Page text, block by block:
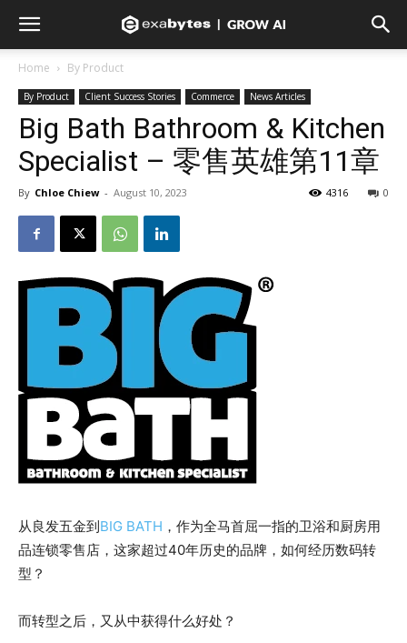
Home By Product
By Product Client Success Stories Commerce News Articles
Big Bath Bathroom & Kitchen
Specialist – 零售英雄第11章
By Chloe Chiew - August 10, 2023 0
4316
从良发五金到BIG BATH ，作为全马首屈一指的卫浴和厨房用
品连锁零售店，这家超过40年历史的品牌，如何经历数码转
型？
而转型之后，又从中获得什么好处？